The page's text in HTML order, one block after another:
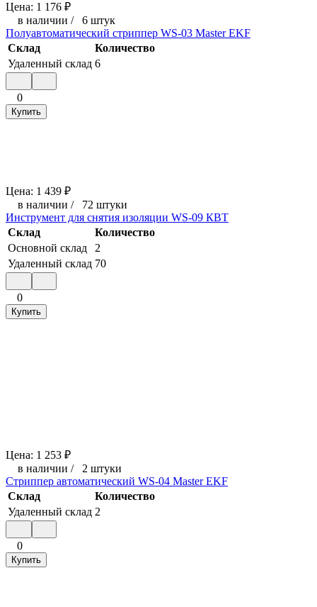
Цена: 1 176 ₽
в наличии / 6 штук
Полуавтоматический стриппер WS-03 Master EKF
Склад
Количество
Удаленный склад 6
0
Купить
Цена: 1 439 ₽
в наличии / 72 штуки
Инструмент для снятия изоляции WS-09 КВТ
Склад
Количество
Основной склад
2
Удаленный склад 70
0
Купить
Цена: 1 253 ₽
в наличии / 2 штуки
Стриппер автоматический WS-04 Master EKF
Склад
Количество
Удаленный склад 2
0
Купить